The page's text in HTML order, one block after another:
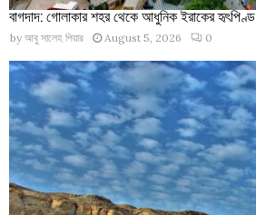
বাগদাদ: গোলাকার শহর থেকে আধুনিক ইরাকের হৃৎপিণ্ড
by আবু সালেহ পিয়ার August 5, 2026 0